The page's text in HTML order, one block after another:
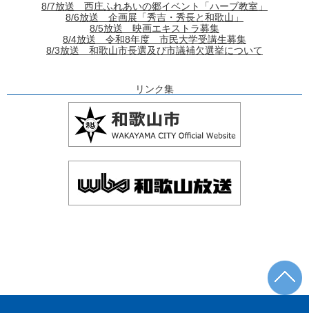
8/7放送 西庄ふれあいの郷イベント「ハーブ教室」
8/6放送 企画展「秀吉・秀長と和歌山」
8/5放送 映画エキストラ募集
8/4放送 令和8年度 市民大学受講生募集
8/3放送 和歌山市長選及び市議補欠選挙について
リンク集